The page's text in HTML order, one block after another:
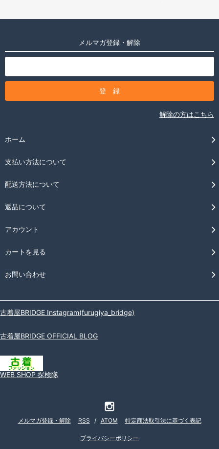
メルマガ登録・解除
解除の方はこちら
ホーム
支払い方法について
配送方法について
返品について
アカウント
カートを見る
お問い合わせ
古着屋BRIDGE Instagram(furugiya_bridge)
古着屋BRIDGE OFFICIAL BLOG
WEB SHOP 探検隊
メルマガ登録・解除 RSS / ATOM 特定商法取引法に基づく表記
プライバシーポリシー